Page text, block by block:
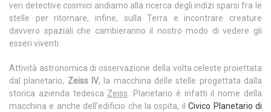
veri detective cosmici andiamo alla ricerca degli indizi sparsi fra le
stelle per ritornare, infine, sulla Terra e incontrare creature
davvero spaziali che cambieranno il nostro modo di vedere gli
esseri viventi.
Attività astronomica di osservazione della volta celeste proiettata
dal planetario, Zeiss IV, la macchina delle stelle progettata dalla
storica azienda tedesca Zeiss. Planetario è infatti il nome della
macchina e anche dell’edificio che la ospita, ilCivico Planetario di